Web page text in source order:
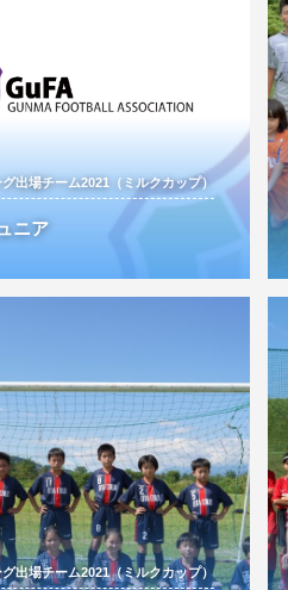
出場チーム2021（ミルクカップ）
ニア
出場チーム2021（ミルクカップ）